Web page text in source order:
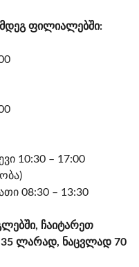
ფილიალებში:
10:30 – 17:00
08:30 – 13:30
ჩაიტარეთ
35 ლარად, ნაცვლად 70